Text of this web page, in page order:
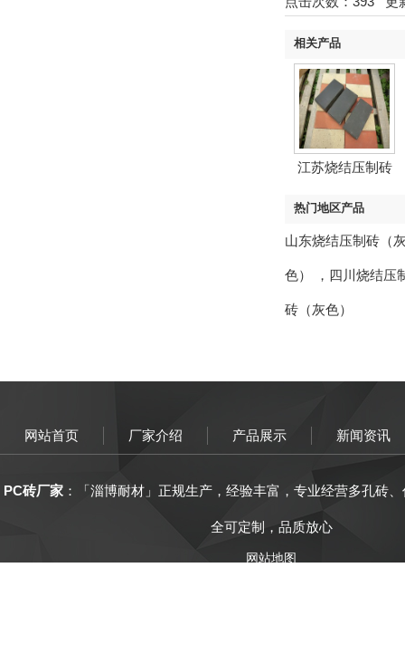
相关产品
江苏烧结压制砖
热门地区产品
山东烧结压制砖（
色） ， 四川烧结压
砖（灰色）
网站首页 厂家介绍 产品展示 新闻资讯
PC砖厂家 ：「淄博耐材 」正规生产， 经验丰富 ， 专业经营多孔砖
全可定制，品质放心
网站地图